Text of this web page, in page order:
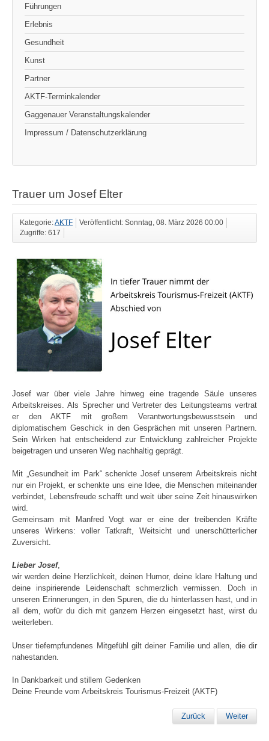
Führungen
Erlebnis
Gesundheit
Kunst
Partner
AKTF-Terminkalender
Gaggenauer Veranstaltungskalender
Impressum / Datenschutzerklärung
Trauer um Josef Elter
Kategorie:AKTF
Veröffentlicht: Sonntag, 08. März 2026 00:00
Zugriffe: 617
Josef war über viele Jahre hinweg eine tragende Säule unseres
Arbeitskreises. Als Sprecher und Vertreter des Leitungsteams vertrat
er den AKTF mit großem Verantwortungsbewusstsein und
diplomatischem Geschick in den Gesprächen mit unseren Partnern.
Sein Wirken hat entscheidend zur Entwicklung zahlreicher Projekte
beigetragen und unseren Weg nachhaltig geprägt.
Mit „Gesundheit im Park“ schenkte Josef unserem Arbeitskreis nicht
nur ein Projekt, er schenkte uns eine Idee, die Menschen miteinander
verbindet, Lebensfreude schafft und weit über seine Zeit hinauswirken
wird.
Gemeinsam mit Manfred Vogt war er eine der treibenden Kräfte
unseres Wirkens: voller Tatkraft, Weitsicht und unerschütterlicher
Zuversicht.
Lieber Josef,
wir werden deine Herzlichkeit, deinen Humor, deine klare Haltung und
deine inspirierende Leidenschaft schmerzlich vermissen. Doch in
unseren Erinnerungen, in den Spuren, die du hinterlassen hast, und in
all dem, wofür du dich mit ganzem Herzen eingesetzt hast, wirst du
weiterleben.
Unser tiefempfundenes Mitgefühl gilt deiner Familie und allen, die dir
nahestanden.
In Dankbarkeit und stillem Gedenken
Deine Freunde vom Arbeitskreis Tourismus-Freizeit (AKTF)
Zurück Weiter